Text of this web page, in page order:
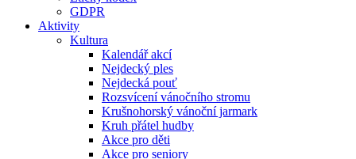
GDPR
Aktivity
Kultura
Kalendář akcí
Nejdecký ples
Nejdecká pouť
Rozsvícení vánočního stromu
Krušnohorský vánoční jarmark
Kruh přátel hudby
Akce pro děti
Akce pro seniory